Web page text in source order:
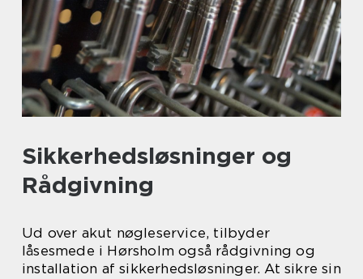
Sikkerhedsløsninger og
Rådgivning
Ud over akut nøgleservice, tilbyder
låsesmede i Hørsholm også rådgivning og
installation af sikkerhedsløsninger. At sikre sin